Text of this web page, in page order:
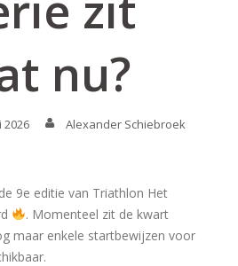
nu?
Alexander Schiebroek
9e editie van Triathlon Het
. Momenteel zit de kwart
maar enkele startbewijzen voor